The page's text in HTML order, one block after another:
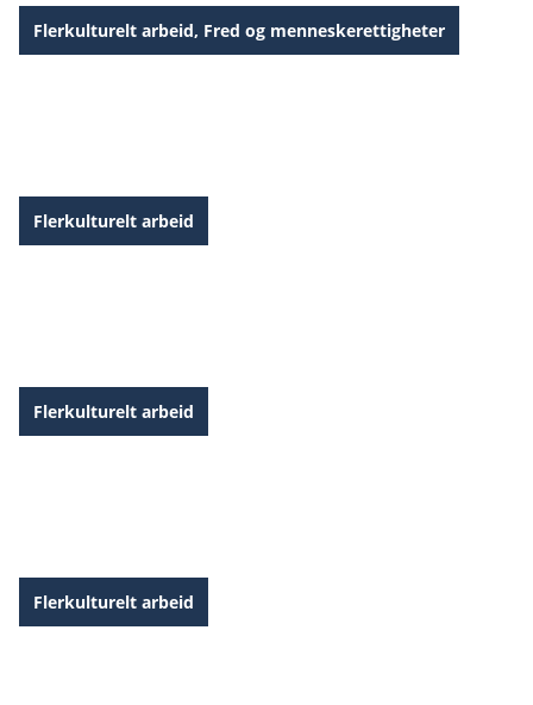
Flerkulturelt arbeid, Fred og menneskerettigheter
Flerkulturelt arbeid
Flerkulturelt arbeid
Flerkulturelt arbeid